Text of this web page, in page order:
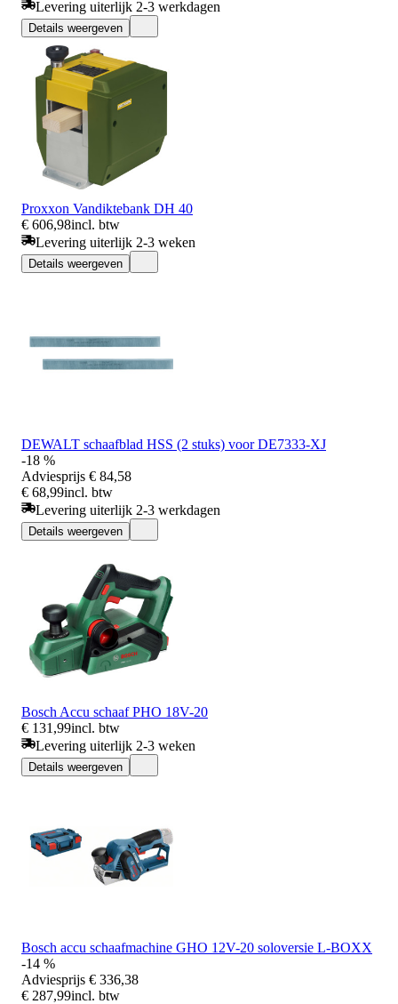
Levering uiterlijk 2-3 werkdagen
Details weergeven
Proxxon Vandiktebank DH 40
€ 606,98incl. btw
Levering uiterlijk 2-3 weken
Details weergeven
DEWALT schaafblad HSS (2 stuks) voor DE7333-XJ
-18 %
Adviesprijs € 84,58
€ 68,99incl. btw
Levering uiterlijk 2-3 werkdagen
Details weergeven
Bosch Accu schaaf PHO 18V-20
€ 131,99incl. btw
Levering uiterlijk 2-3 weken
Details weergeven
Bosch accu schaafmachine GHO 12V-20 soloversie L-BOXX
-14 %
Adviesprijs € 336,38
€ 287,99incl. btw